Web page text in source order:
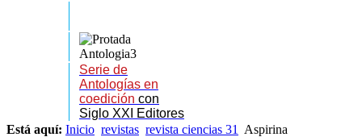
Serie de
Antologías en
coedición con
Siglo XXI Editores
Está aquí: Inicio revistas revista ciencias 31 Aspirina